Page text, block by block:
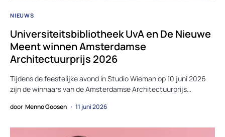
NIEUWS
Universiteitsbibliotheek UvA en De Nieuwe
Meent winnen Amsterdamse
Architectuurprijs 2026
Tijdens de feestelijke avond in Studio Wieman op 10 juni 2026
zijn de winnaars van de Amsterdamse Architectuurprijs…
door Menno Goosen 11 juni 2026